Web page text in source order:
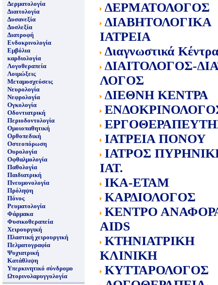
Δερματολογία
Διαιτολογία
Δυσανεξία
Δυσλεξία
Διατροφή
Ενδοκρινολογία
Εμβόλια
καρδιολογία
Λογοθεραπεία
Λοιμώξεις
Μεταμοσχεύσεις
Νευρολογία
Νεφρολογία
Ογκολογία
Οδοντιατρική
Περιοδοντολογία
Ομοιοπαθητική
Ορθοπεδική
Οστεοπόρωση
Ουρολογία
Οφθαλμολογία
Παθολογία
Παιδιατρική
Πνευμονολογία
Πρόληψη
Πόνος
Ρευματολογία
Φάρμακα
Φυσικοθεραπεία
Χειρουργική
Πλαστική χειρουργική
Πελματογραφία
Ψυχιατρική
Κατάθλιψη
Υπερκινητικό σύνδρομο
Ωτορινολαρυγγολογία
ΔΕΡΜΑΤΟΛΟΓΟΣ
ΔΙΑΒΗΤΟΛΟΓΙΚΑ
ΙΑΤΡΕΙΑ
Διαγνωστικά
ΔΙΑΙΤΟΛΟΓΟΣ-
ΛΟΓΟΣ
ΔΙΕΘΝΗ ΚΕΝΤΡΑ
ΙΑΤΡΕΙΑ ΠΟΝΟΥ
ΙΑΤΡΟΣ
ΙΑΤ.
ΙΚΑ-ΕΤΑΜ
ΚΑΡΔΙΟΛΟΓΟΣ
ΚΕΝΤΡΟ
AIDS
ΚΤΗΝΙΑΤΡΙΚΗ
ΚΛΙΝΙΚΗ
ΚΥΤΤΑΡΟΛΟΓΟΣ